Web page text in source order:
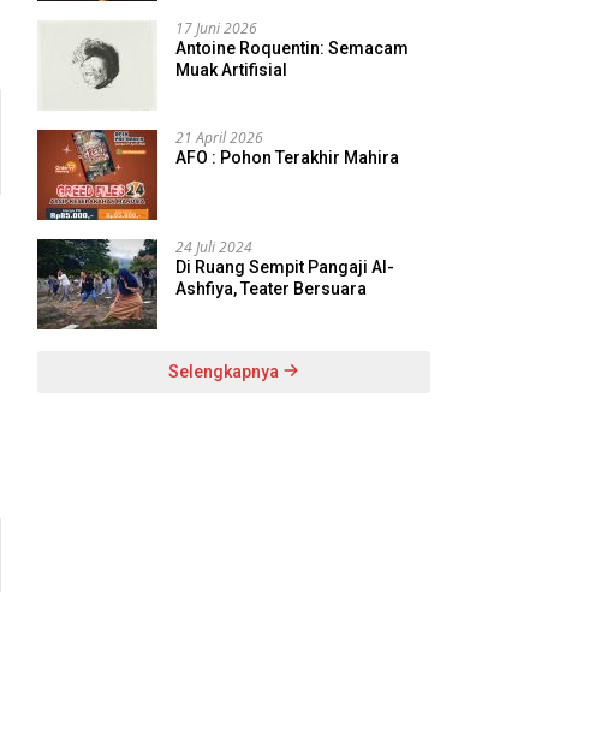
17 Juni 2026
Antoine Roquentin: Semacam
Muak Artifisial
21 April 2026
AFO : Pohon Terakhir Mahira
24 Juli 2024
Di Ruang Sempit Pangaji Al-
Ashfiya, Teater Bersuara
Selengkapnya